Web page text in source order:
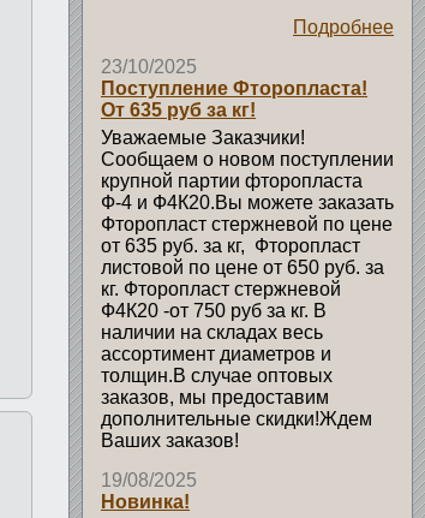
Подробнее
23/10/2025
Поступление Фторопласта!
От 635 руб за кг!
Уважаемые Заказчики!
Сообщаем о новом поступлении
крупной партии фторопласта
Ф-4 и Ф4К20.Вы можете заказать
Фторопласт стержневой по цене
от 635 руб. за кг, Фторопласт
листовой по цене от 650 руб. за
кг. Фторопласт стержневой
Ф4К20 -от 750 руб за кг. В
наличии на складах весь
ассортимент диаметров и
толщин.В случае оптовых
заказов, мы предоставим
дополнительные скидки!Ждем
Ваших заказов!
19/08/2025
Новинка!